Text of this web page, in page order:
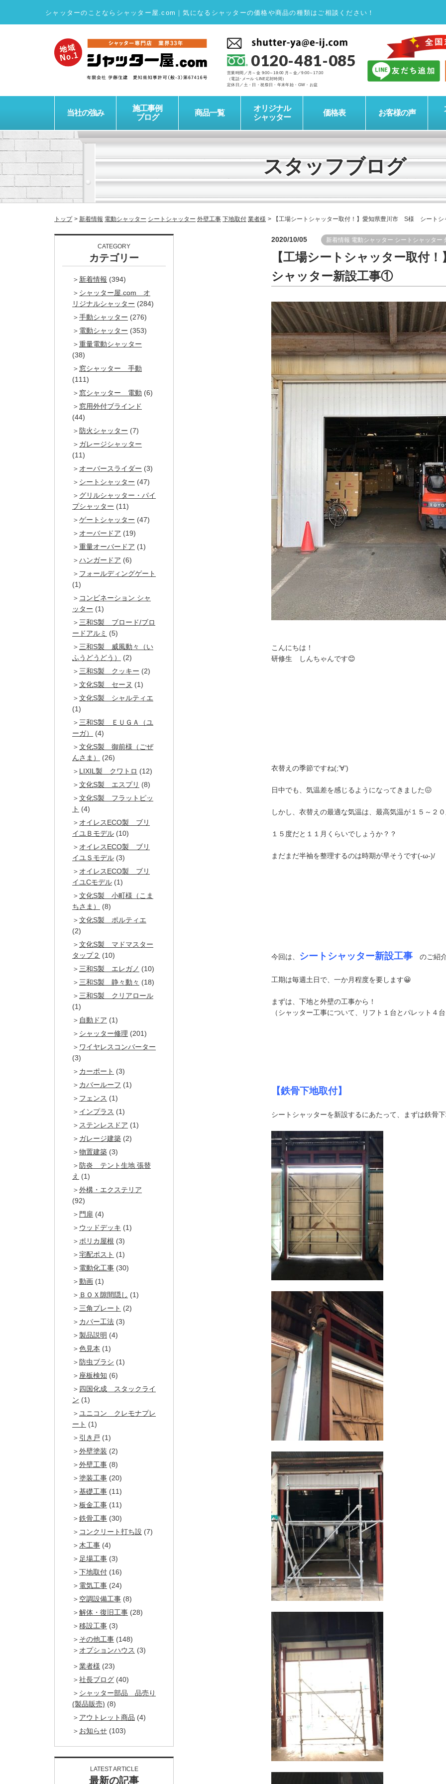
シャッターのことならシャッター屋.com ｜気になるシャッターの価格や商品の種類はご相談ください！
0120-481-085
営業時間／月～金 9:00～18:00 月～金／9:00～17:30
（電話･メール･LINE応対時間）
定休日／土・日・祝祭日・年末年始・GW・お盆
当社の強み
施工事例
ブログ
商品一覧
オリジナル
シャッター
価格表 お客様の声
スタッフブログ
トップ 新着情報 電動シャッター シートシャッター 外壁工事 下地取付 業者様 【工場シートシャッター取付！】愛知県豊川市 S様 シート
2020/10/05 新着情報 電動シャッター シートシャッター
【工場シートシャッター取付
シャッター新設工事①
こんにちは！
研修生 しんちゃんです😊
衣替えの季節ですね(;’∀’)
日中でも、気温差を感じるようになってきました😖
しかし、衣替えの最適な気温は、最高気温が１５～２
１５度だと１１月くらいでしょうか？？
まだまだ半袖を整理するのは時期が早そうです(-ω-)/
今回は、 シートシャッター新設工事 のご紹
工期は毎週土日で、一か月程度を要します😀
まずは、下地と外壁の工事から！
（シャッター工事について、リフト１台とパレット４
【鉄骨下地取付】
シートシャッターを新設するにあたって、まずは鉄骨
CATEGORY
カテゴリー
新着情報 (394)
シャッター屋.com オ
リジナルシャッター (284)
手動シャッター (276)
電動シャッター (353)
重量電動シャッター
(38)
窓シャッター 手動
(111)
窓シャッター 電動 (6)
窓用外付ブラインド
(44)
防火シャッター (7)
ガレージシャッター
(11)
オーバースライダー (3)
シートシャッター (47)
グリルシャッター・パイ
プシャッター (11)
ゲートシャッター (47)
オーバードア (19)
重量オーバードア (1)
ハンガードア (6)
フォールディングゲート
(1)
コンビネーション シャ
ッター (1)
三和S製 ブロード/ブロ
ードアルミ (5)
三和S製 威風動々（い
ふうどうどう）
(2)
三和S製 クッキー (2)
文化S製 セーヌ (1)
文化S製 シャルティエ
(1)
三和S製 ＥＵＧＡ（ユ
ーガ）
(4)
文化S製 御前様（ごぜ
んさま）
(26)
LIXIL製 クワトロ (12)
文化S製 エスプリ (8)
文化S製 フラットピッ
ト (4)
オイレスECO製 ブリ
イユＢモデル (10)
オイレスECO製 ブリ
イユＳモデル (3)
オイレスECO製 ブリ
イユCモデル (1)
文化S製 小町様（こま
ちさま）
(8)
文化S製 ポルティエ
(2)
文化S製 マドマスター
タップ２ (10)
三和S製 エレガノ (10)
三和S製 静々動々 (18)
三和S製 クリアロール
(1)
自動ドア (1)
シャッター修理 (201)
ワイヤレスコンバーター
(3)
カーポート (3)
カバールーフ (1)
フェンス (1)
インプラス (1)
ステンレスドア (1)
ガレージ建築 (2)
物置建築 (3)
防炎 テント生地 張替
え (1)
外構・エクステリア
(92)
門扉 (4)
ウッドデッキ (1)
ポリカ屋根 (3)
宅配ポスト (1)
電動化工事 (30)
動画 (1)
ＢＯＸ隙間隠し (1)
三角プレート (2)
カバー工法 (3)
製品説明 (4)
色見本 (1)
防虫ブラシ (1)
座板検知 (6)
四国化成 スタックライ
ン (1)
ユニコン クレモナプレ
ート (1)
引き戸 (1)
外壁塗装 (2)
外壁工事 (8)
塗装工事 (20)
基礎工事 (11)
板金工事 (11)
鉄骨工事 (30)
コンクリート打ち設 (7)
木工事 (4)
足場工事 (3)
下地取付 (16)
電気工事 (24)
空調設備工事 (8)
解体・復旧工事 (28)
移設工事 (3)
その他工事 (148)
オプションハウス (3)
業者様 (23)
社長ブログ (40)
シャッター部品 品売り
(製品販売) (8)
アウトレット商品 (4)
お知らせ (103)
LATEST ARTICLE
最新の記事